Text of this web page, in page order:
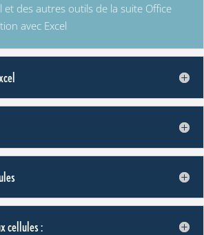
et des autres outils de la suite Office
avec Excel
cellules :